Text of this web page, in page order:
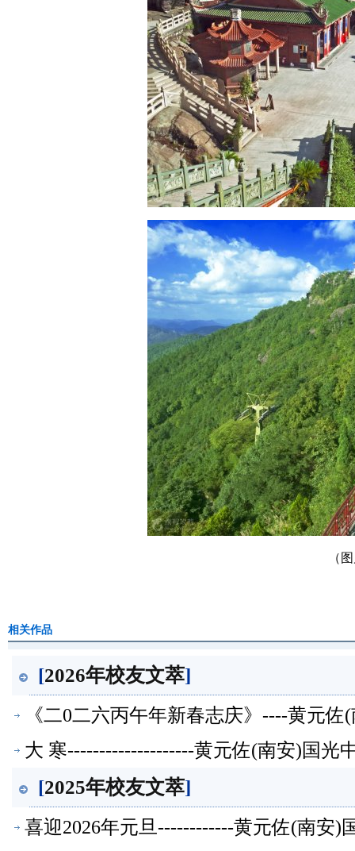
（
相关作品
[2026年校友文萃]
《二0二六丙午年新春志庆》----黄元
大 寒--------------------黄元佐(南安)国光
[2025年校友文萃]
喜迎2026年元旦------------黄元佐(南安)